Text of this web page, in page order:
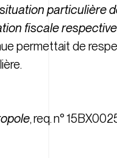
particulière
fiscale
permettait de
, req. n°